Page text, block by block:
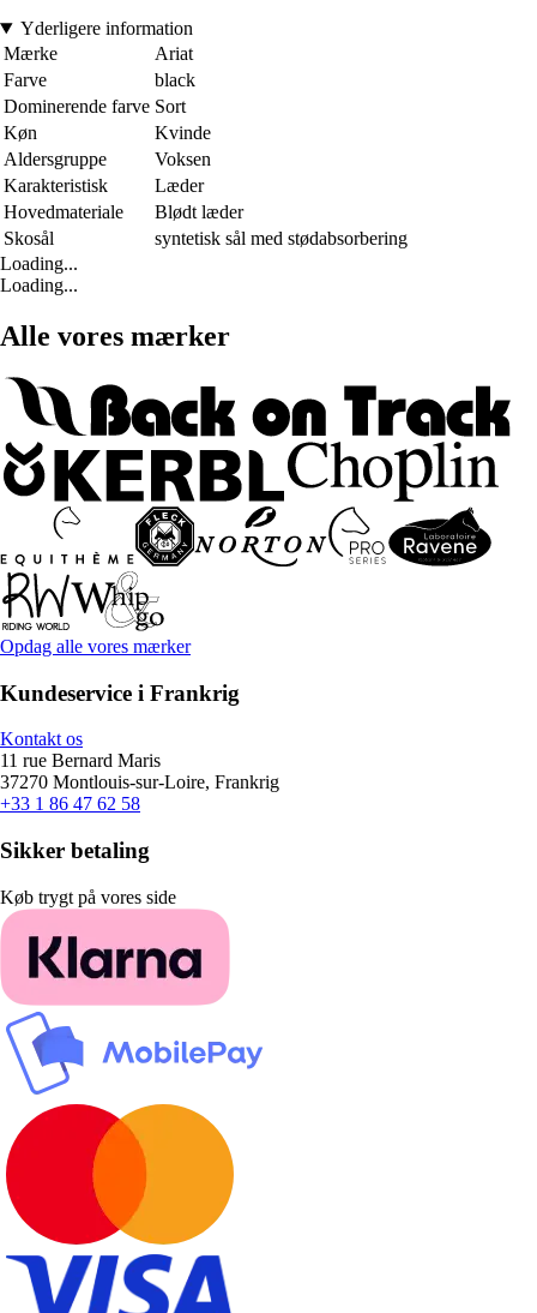
Yderligere information
Mærke
Ariat
Farve
black
Dominerende farve Sort
Køn
Kvinde
Aldersgruppe
Voksen
Karakteristisk
Læder
Hovedmateriale
Blødt læder
Skosål
syntetisk sål med stødabsorbering
Loading...
Loading...
Alle vores mærker
Opdag alle vores mærker
Kundeservice i Frankrig
Kontakt os
11 rue Bernard Maris
37270 Montlouis-sur-Loire, Frankrig
+33 1 86 47 62 58
Sikker betaling
Køb trygt på vores side